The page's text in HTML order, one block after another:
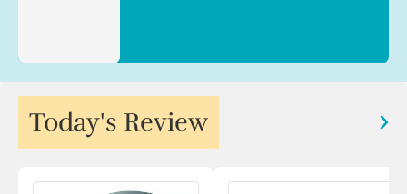
Today's Review